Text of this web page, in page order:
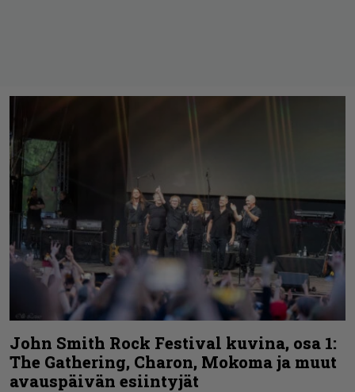
John Smith Rock Festival kuvina, osa 1:
The Gathering, Charon, Mokoma ja muut
avauspäivän esiintyjät